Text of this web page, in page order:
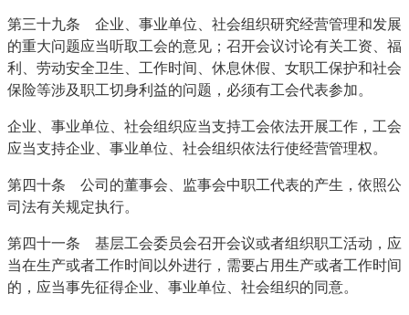
第三十九条 企业、事业单位、社会组织研究经营管理和发展
的重大问题应当听取工会的意见；召开会议讨论有关工资、福
利、劳动安全卫生、工作时间、休息休假、女职工保护和社会
保险等涉及职工切身利益的问题，必须有工会代表参加。
企业、事业单位、社会组织应当支持工会依法开展工作，工会
应当支持企业、事业单位、社会组织依法行使经营管理权。
第四十条 公司的董事会、监事会中职工代表的产生，依照公
司法有关规定执行。
第四十一条 基层工会委员会召开会议或者组织职工活动，应
当在生产或者工作时间以外进行，需要占用生产或者工作时间
的，应当事先征得企业、事业单位、社会组织的同意。